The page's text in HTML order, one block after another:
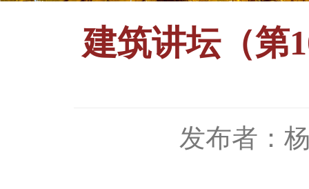
建筑讲坛（第
发布者：